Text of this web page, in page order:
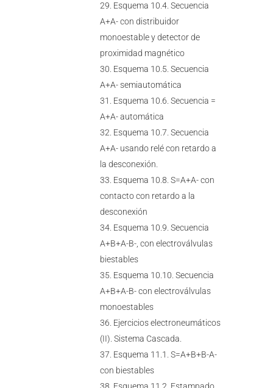
Esquema 10.4. Secuencia
A+A- con distribuidor
monoestable y detector de
proximidad magnético
Esquema 10.5. Secuencia
A+A- semiautomática
Esquema 10.6. Secuencia =
A+A- automática
Esquema 10.7. Secuencia
A+A- usando relé con retardo a
la desconexión.
Esquema 10.8. S=A+A- con
contacto con retardo a la
desconexión
Esquema 10.9. Secuencia
A+B+A-B-, con electroválvulas
biestables
Esquema 10.10. Secuencia
A+B+A-B- con electroválvulas
monoestables
Ejercicios electroneumáticos
(II). Sistema Cascada.
Esquema 11.1. S=A+B+B-A-
con biestables